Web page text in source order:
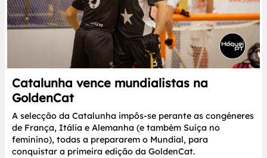
Catalunha vence mundialistas na
GoldenCat
A selecção da Catalunha impôs-se perante as congéneres
de França, Itália e Alemanha (e também Suíça no
feminino), todas a prepararem o Mundial, para
conquistar a primeira edição da GoldenCat.